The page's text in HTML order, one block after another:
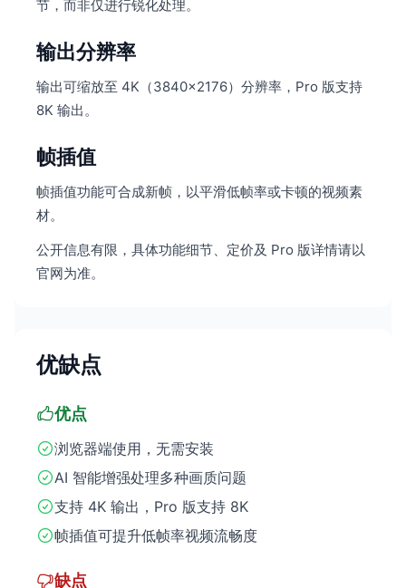
节，而非仅进行锐化处理。
输出分辨率
输出可缩放至 4K（3840×2176）分辨率，Pro 版支持
8K 输出。
帧插值
帧插值功能可合成新帧，以平滑低帧率或卡顿的视频素
材。
公开信息有限，具体功能细节、定价及 Pro 版详情请以
官网为准。
优缺点
优点
浏览器端使用，无需安装
AI 智能增强处理多种画质问题
支持 4K 输出，Pro 版支持 8K
帧插值可提升低帧率视频流畅度
缺点